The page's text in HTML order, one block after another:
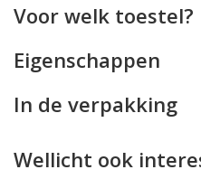
persoonlijke stijl! De
heeft de case een
De pasvorm van dit Burga
Galaxy A36 is perfect. De
Voor welk toestel?
Eigenschappen
In de verpakking
Wellicht ook